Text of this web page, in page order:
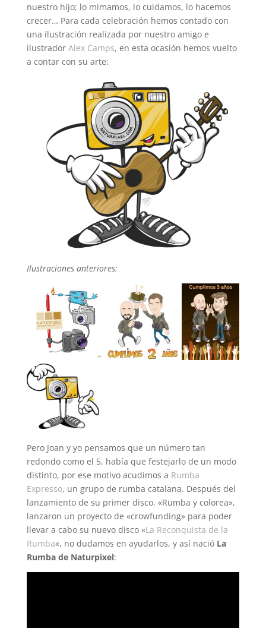
nuestro hijo; lo mimamos, lo cuidamos, lo hacemos
crecer… Para cada celebración hemos contado con
una ilustración realizada por nuestro amigo e
ilustrador Alex Camps, en esta ocasión hemos vuelto
a contar con su arte:
Ilustraciones anteriores:
Pero Joan y yo pensamos que un número tan
redondo como el 5, había que festejarlo de un modo
distinto, por ese motivo acudimos a Rumba
Expresso, un grupo de rumba catalana. Después del
lanzamiento de su primer disco, «Rumba y colorea»,
lanzaron un proyecto de «crowfunding» para poder
llevar a cabo su nuevo disco «La Reconquista de la
Rumba«, no dudamos en ayudarlos, y así nació La
Rumba de Naturpixel: